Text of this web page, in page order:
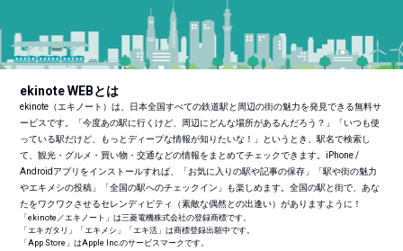
ekinote WEBとは
ekinote（エキノート）は、日本全国すべての鉄道駅と周辺の街の魅力を発見できる無料サ
ービスです。「今度あの駅に行くけど、周辺にどんな場所があるんだろう？」「いつも使
っている駅だけど、もっとディープな情報が知りたいな！」というとき、駅名で検索し
て、観光・グルメ・買い物・交通などの情報をまとめてチェックできます。iPhone /
Androidアプリをインストールすれば、「お気に入りの駅や記事の保存」「駅や街の魅力
やエキメシの投稿」「全国の駅へのチェックイン」も楽しめます。全国の駅と街で、あな
たをワクワクさせるセレンディピティ（素敵な偶然との出逢い）がありますように！
「ekinote／エキノート」は三菱電機株式会社の登録商標です。
「エキガタリ」「エキメシ」「エキ活」は商標登録出願中です。
「App Store」はApple Inc.のサービスマークです。